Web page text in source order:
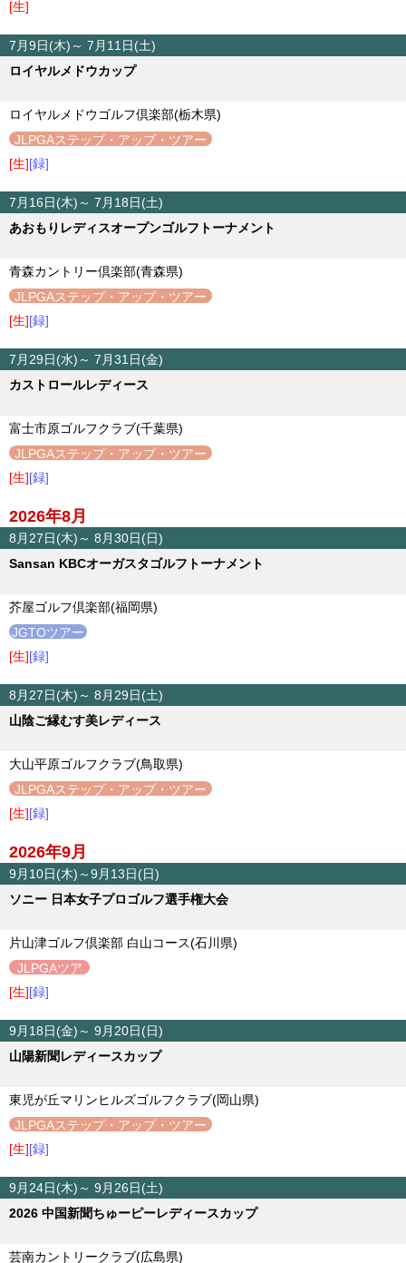
[生]
7月9日(木)～ 7月11日(土)
ロイヤルメドウカップ
ロイヤルメドウゴルフ倶楽部(栃木県)
JLPGAステップ・アップ・ツアー
[生][録]
7月16日(木)～ 7月18日(土)
あおもりレディスオープンゴルフトーナメント
青森カントリー倶楽部(青森県)
JLPGAステップ・アップ・ツアー
[生][録]
7月29日(水)～ 7月31日(金)
カストロールレディース
富士市原ゴルフクラブ(千葉県)
JLPGAステップ・アップ・ツアー
[生][録]
2026年8月
8月27日(木)～ 8月30日(日)
Sansan KBCオーガスタゴルフトーナメント
芥屋ゴルフ倶楽部(福岡県)
JGTOツアー
[生][録]
8月27日(木)～ 8月29日(土)
山陰ご縁むす美レディース
大山平原ゴルフクラブ(鳥取県)
JLPGAステップ・アップ・ツアー
[生][録]
2026年9月
9月10日(木)～9月13日(日)
ソニー 日本女子プロゴルフ選手権大会
片山津ゴルフ倶楽部 白山コース(石川県)
JLPGAツア
ー
[生][録]
9月18日(金)～ 9月20日(日)
山陽新聞レディースカップ
東児が丘マリンヒルズゴルフクラブ(岡山県)
JLPGAステップ・アップ・ツアー
[生][録]
9月24日(木)～ 9月26日(土)
2026 中国新聞ちゅーピーレディースカップ
芸南カントリークラブ(広島県)